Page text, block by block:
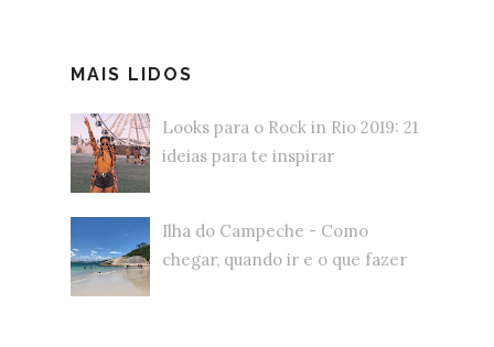
MAIS LIDOS
Looks para o Rock in Rio 2019: 21
ideias para te inspirar
Ilha do Campeche - Como
chegar, quando ir e o que fazer